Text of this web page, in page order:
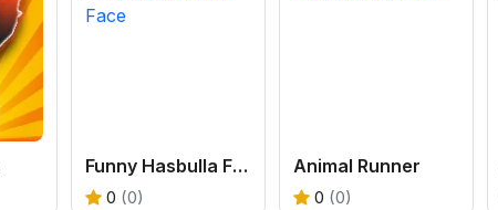
Funny Hasbulla Face
0 (0)
Animal Runner
0 (0)